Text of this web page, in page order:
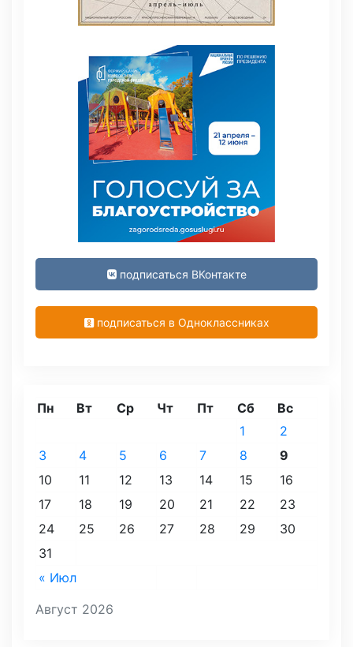
подписаться ВКонтакте
подписаться в Одноклассниках
Август 2026
Пн Вт Ср Чт Пт Сб Вс
« Июл
1
2
3
4 5 6 7 8
9
10
11 12 13 14 15
16
17
18 19 20 21 22
23
24
25 26 27 28 29
30
31